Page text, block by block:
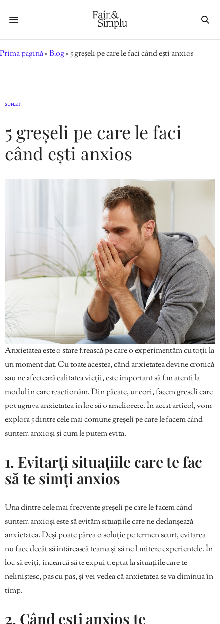
Prima pagină»Blog»5 greșeli pe care le faci când ești anxios
SUFLET
5 greșeli pe care le faci
când ești anxios
Anxietatea este o stare firească pe care o experimentăm cu toții la
un moment dat. Cu toate acestea, când anxietatea devine cronică
sau ne afectează calitatea vieții, este important să fim atenți la
modul în care reacționăm. Din păcate, uneori, facem greșeli care
pot agrava anxietatea în loc să o amelioreze. În acest articol, vom
explora 5 dintre cele mai comune greșeli pe care le facem când
suntem anxioși și cum le putem evita.
1. Evitarți situațiile care te fac
să te simți anxios
Una dintre cele mai frecvente greșeli pe care le facem când
suntem anxioși este să evităm situațiile care ne declanșează
anxietatea. Deși poate părea o soluție pe termen scurt, evitarea
nu face decât să întărească teama și să ne limiteze experiențele. În
loc să eviți, încearcă să te expui treptat la situațiile care te
neliniștesc, pas cu pas, și vei vedea că anxietatea se va diminua în
timp.
2. Când ești anxios te